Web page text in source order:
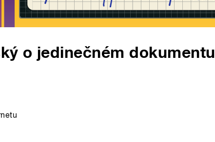
o jedinečném dokumentu